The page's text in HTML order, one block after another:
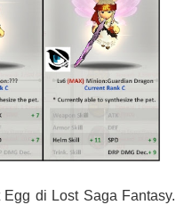
di Lost Saga Fantasy.